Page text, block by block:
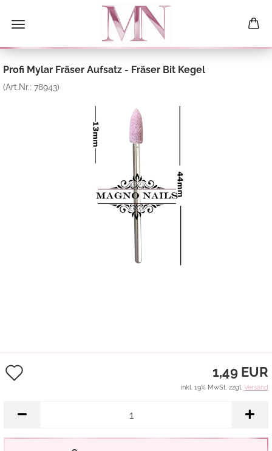
Profi Mylar Fräser Aufsatz - Fräser Bit Kegel
(Art.Nr.: 78943)
Merkzettel
1,49 EUR
inkl. 19% MwSt. zzgl. Versand